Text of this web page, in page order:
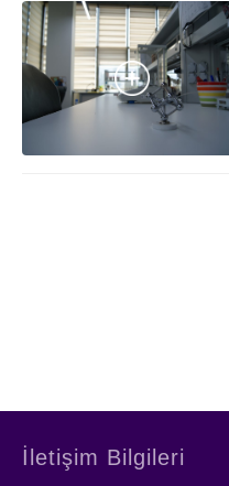
İletişim Bilgileri